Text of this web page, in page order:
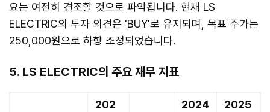
요는 여전히 견조할 것으로 파악됩니다. 현재 LS
ELECTRIC의 투자 의견은 'BUY'로 유지되며, 목표 주가는
250,000원으로 하향 조정되었습니다.
5. LS ELECTRIC의 주요 재무 지표
202
2024
2025